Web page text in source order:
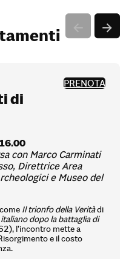
di
PRENOTA
con Marco Carminati
Direttrice Area
e Museo del
Il trionfo della Veritàdi
dopo la battaglia di
l’incontro mette a
e il costo